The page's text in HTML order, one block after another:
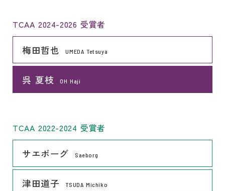
TCAA 2024-2026 受賞者
梅田哲也 UMEDA Tetsuya
リンク
呉 夏枝 OH Haji
リンク
TCAA 2022-2024 受賞者
サエボーグ Saeborg
リンク
津田道子 TSUDA Michiko
リンク